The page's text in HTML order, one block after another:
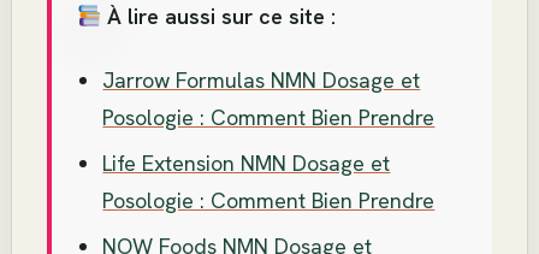
À lire aussi sur ce site :
Jarrow Formulas NMN Dosage et
Posologie : Comment Bien Prendre
Life Extension NMN Dosage et
Posologie : Comment Bien Prendre
NOW Foods NMN Dosage et